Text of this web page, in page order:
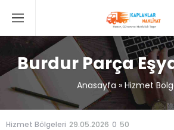
Burdur Parça
Anasayfa » Hizmet
Hizmet Bölgeleri 29.05.2026 0 50